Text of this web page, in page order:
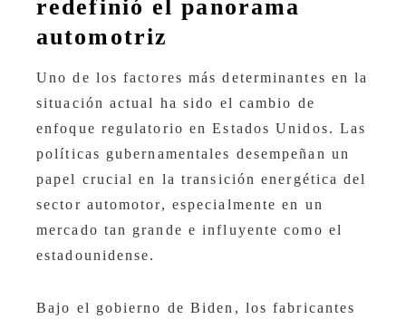
redefinió el panorama
automotriz
Uno de los factores más determinantes en la
situación actual ha sido el cambio de
enfoque regulatorio en Estados Unidos. Las
políticas gubernamentales desempeñan un
papel crucial en la transición energética del
sector automotor, especialmente en un
mercado tan grande e influyente como el
estadounidense.
Bajo el gobierno de Biden, los fabricantes